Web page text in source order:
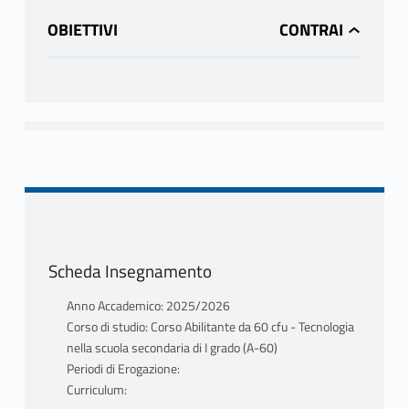
OBIETTIVI
Scheda Insegnamento
Anno Accademico: 2025/2026
Corso di studio: Corso Abilitante da 60 cfu - Tecnologia
nella scuola secondaria di I grado (A-60)
Periodi di Erogazione:
Curriculum: